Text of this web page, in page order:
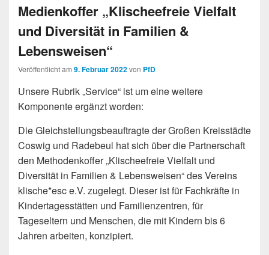
Medienkoffer „Klischeefreie Vielfalt
und Diversität in Familien &
Lebensweisen“
Veröffentlicht am 9. Februar 2022von PfD
Unsere Rubrik „Service“ ist um eine weitere
Komponente ergänzt worden:
Die Gleichstellungsbeauftragte der Großen Kreisstädte
Coswig und Radebeul hat sich über die Partnerschaft
den Methodenkoffer „Klischeefreie Vielfalt und
Diversität in Familien & Lebensweisen“ des Vereins
klische*esc e.V. zugelegt. Dieser ist für Fachkräfte in
Kindertagesstätten und Familienzentren, für
Tageseltern und Menschen, die mit Kindern bis 6
Jahren arbeiten, konzipiert.